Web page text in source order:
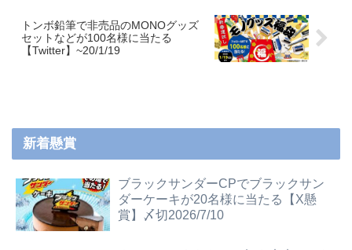
トンボ鉛筆で非売品のMONOグッズ
セットなどが100名様に当たる
【Twitter】~20/1/19
新着懸賞
ブラックサンダーCPでブラックサン
ダーケーキが20名様に当たる【X懸
賞】〆切2026/7/10